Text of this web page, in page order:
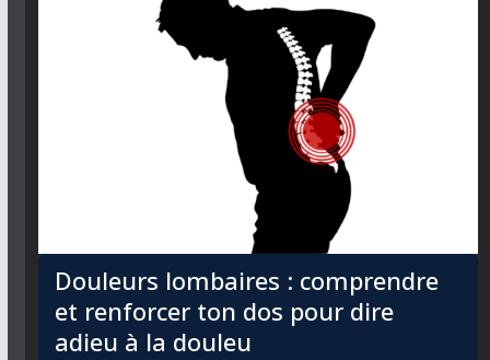
Douleurs lombaires : comprendre
et renforcer ton dos pour dire
adieu à la douleu